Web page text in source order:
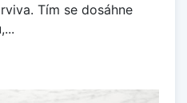
Tím se dosáhne